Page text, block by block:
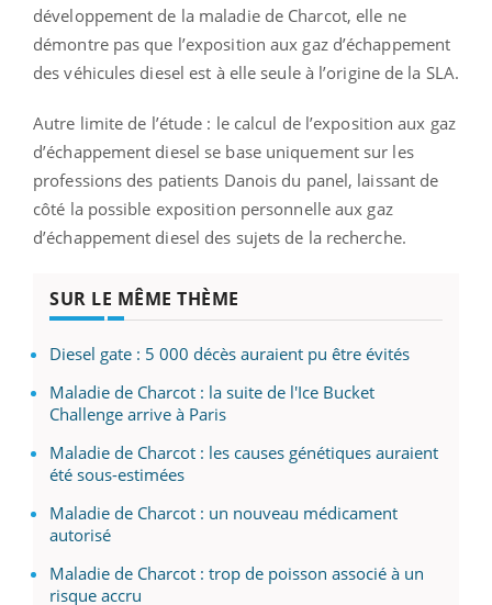
développement de la maladie de Charcot, elle ne
démontre pas que l’exposition aux gaz d’échappement
des véhicules diesel est à elle seule à l’origine de la SLA.
Autre limite de l’étude : le calcul de l’exposition aux gaz
d’échappement diesel se base uniquement sur les
professions des patients Danois du panel, laissant de
côté la possible exposition personnelle aux gaz
d’échappement diesel des sujets de la recherche.
SUR LE MÊME THÈME
Diesel gate : 5 000 décès auraient pu être évités
Maladie de Charcot : la suite de l'Ice Bucket
Challenge arrive à Paris
Maladie de Charcot : les causes génétiques auraient
été sous-estimées
Maladie de Charcot : un nouveau médicament
autorisé
Maladie de Charcot : trop de poisson associé à un
risque accru